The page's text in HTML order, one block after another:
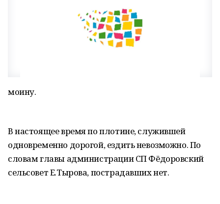
моину.
В настоящее время по плотине, служившей
одновременно дорогой, ездить невозможно. По
словам главы администрации СП Фёдоровский
сельсовет Е.Тырова, пострадавших нет.